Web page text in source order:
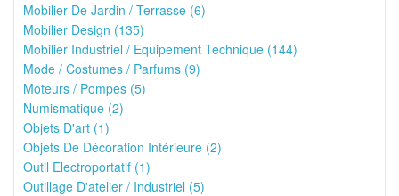
Mobilier De Jardin / Terrasse (6)
Mobilier Design (135)
Mobilier Industriel / Equipement Technique (144)
Mode / Costumes / Parfums (9)
Moteurs / Pompes (5)
Numismatique (2)
Objets D'art (1)
Objets De Décoration Intérieure (2)
Outil Electroportatif (1)
Outillage D'atelier / Industriel (5)